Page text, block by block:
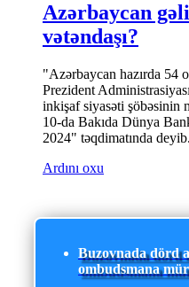
Azərbaycan
vətəndaşı?
"Azərbaycan hazırda 54
Prezident
inkişaf siyasəti şöbəsinin
10-da Bakıda Dünya
2024" təqdimatında deyib.
Ardını oxu
Buzovnada dörd
ombudsmana